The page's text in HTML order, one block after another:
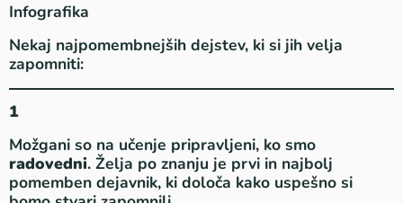
Infografika
Nekaj najpomembnejših dejstev, ki si jih velja
zapomniti:
1
Možgani so na učenje pripravljeni, ko smo
radovedni. Želja po znanju je prvi in najbolj
pomemben dejavnik, ki določa kako uspešno si